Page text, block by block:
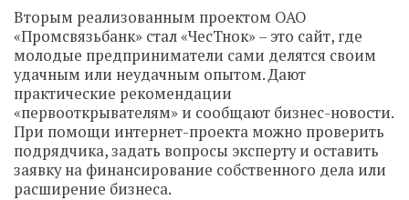
Вторым реализованным проектом ОАО
«Промсвязьбанк» стал «ЧесТнок» – это сайт, где
молодые предприниматели сами делятся своим
удачным или неудачным опытом. Дают
практические рекомендации
«первооткрывателям» и сообщают бизнес-новости.
При помощи интернет-проекта можно проверить
подрядчика, задать вопросы эксперту и оставить
заявку на финансирование собственного дела или
расширение бизнеса.